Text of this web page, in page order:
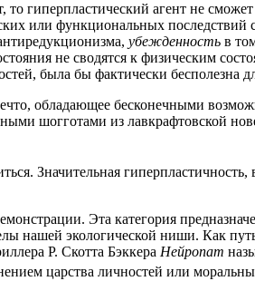
гипер­пла­сти­че­ский агент не
или функ­ци­о­наль­ных
убеж­ден­ность в
не сво­дят­ся к физи­че­ским
была бы фак­ти­че­ски бес­по­лез­на
обла­да­ю­щее бес­ко­неч­ны­ми
шогго­та­ми из лав­краф­тов­ской
Зна­чи­тель­ная гипер­пла­стич­ность,
Эта кате­го­рия
нашей эко­ло­ги­че­ской ниши. Как
Р. Скот­та Бэк­ке­ра Ней­ро­пат
цар­ства лич­но­стей или